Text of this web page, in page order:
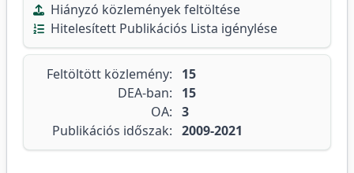
Hiányzó közlemények feltöltése
Hitelesített Publikációs Lista igénylése
Feltöltött közlemény:
15
DEA-ban:
15
OA: 3
Publikációs időszak: 2009-2021